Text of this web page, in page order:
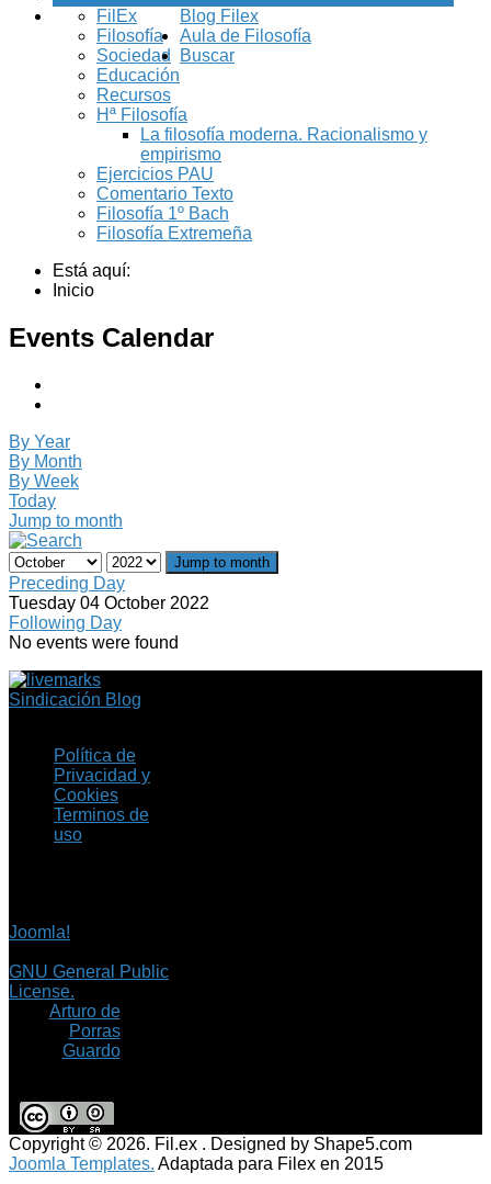
Blog Filex
FilEx
Filosofía
Sociedad
Educación
Recursos
Aula de Filosofía
Hª Filosofía
La filosofía moderna. Racionalismo y
empirismo
Ejercicios PAU
Comentario Texto
Filosofía 1º Bach
Filosofía Extremeña
Buscar
Está aquí:
Inicio
Events Calendar
By Year
By Month
By Week
Today
Jump to month
Jump to month
Preceding Day
Tuesday 04 October 2022
Following Day
No events were found
Sindicación Blog
Política de
Privacidad y
Cookies
Terminos de
uso
Joomla!
GNU General Public
License.
Arturo de
Porras
Guardo
Copyright © 2026. Fil.ex . Designed by Shape5.com
Joomla Templates. Adaptada para Filex en 2015